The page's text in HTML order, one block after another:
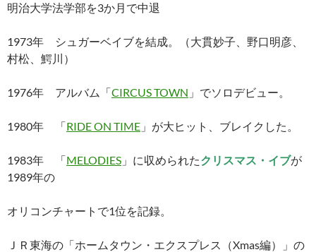
明治大学法学部を3か月で中退
1973年 シュガーベイブを結成。（大貫妙子、野口明彦、
村松、鰐川）
1976年 アルバム「CIRCUS TOWN 」でソロデビュー。
1980年 「RIDE ON TIME 」が大ヒット、ブレイクした。
1983年 「MELODIES 」に収められたクリスマス・イブが
1989年の
オリコンチャートで1位を記録。
ＪＲ東海の「ホームタウン・エクスプレス（Xmas編）」の